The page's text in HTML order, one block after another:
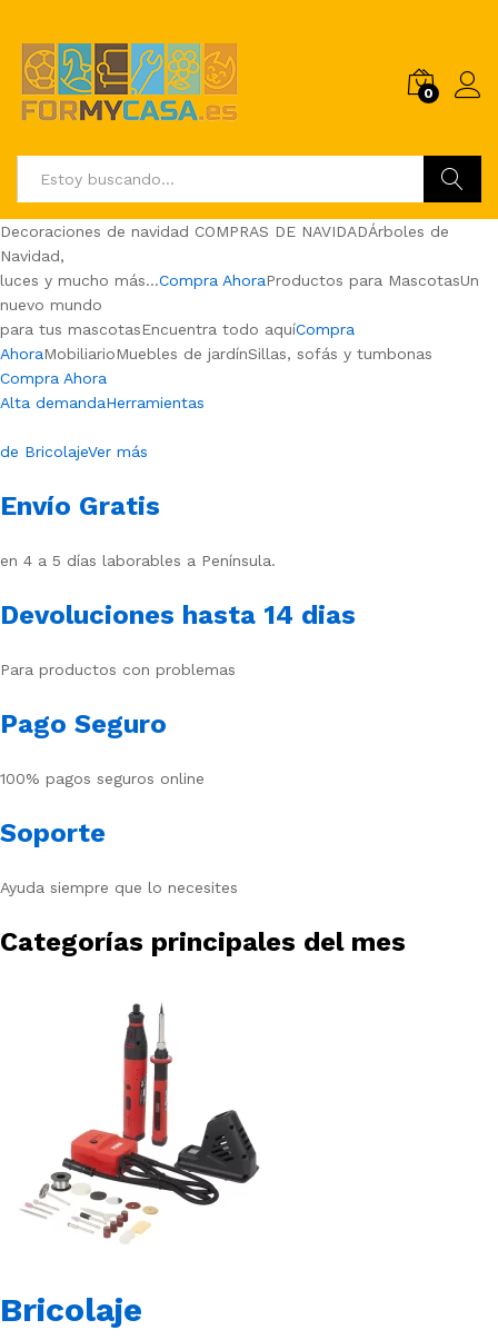
0
Buscar
Decoraciones de navidad COMPRAS DE NAVIDADÁrboles de
Navidad,
luces y mucho más…Compra AhoraProductos para MascotasUn
nuevo mundo
para tus mascotasEncuentra todo aquíCompra
AhoraMobiliarioMuebles de jardínSillas, sofás y tumbonas
Compra Ahora
Alta demandaHerramientas
de BricolajeVer más
Envío Gratis
en 4 a 5 días laborables a Península.
Devoluciones hasta 14 dias
Para productos con problemas
Pago Seguro
100% pagos seguros online
Soporte
Ayuda siempre que lo necesites
Categorías principales del mes
Bricolaje